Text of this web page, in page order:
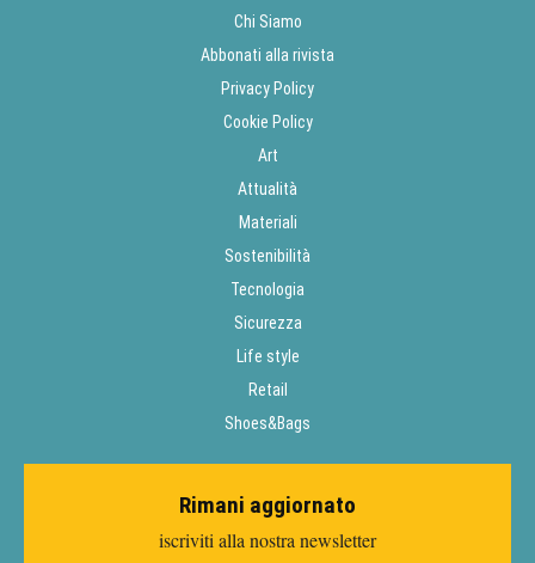
Chi Siamo
Abbonati alla rivista
Privacy Policy
Cookie Policy
Art
Attualità
Materiali
Sostenibilità
Tecnologia
Sicurezza
Life style
Retail
Shoes&Bags
Rimani aggiornato
iscriviti alla nostra newsletter